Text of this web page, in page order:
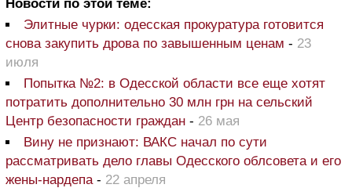
Новости по этой теме:
Элитные чурки: одесская прокуратура готовится
снова закупить дрова по завышенным ценам - 23
июля
Попытка №2: в Одесской области все еще хотят
потратить дополнительно 30 млн грн на сельский
Центр безопасности граждан - 26 мая
Вину не признают: ВАКС начал по сути
рассматривать дело главы Одесского облсовета и его
жены-нардепа - 22 апреля